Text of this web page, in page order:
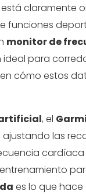
está claramente
funciones
monitor de
para
cómo estos
, el
las
es lo que hace